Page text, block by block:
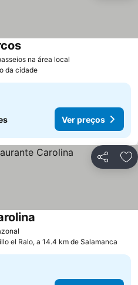
na área local
da cidade
Ver preços
Partilhar
el Ralo, a 14.4 km de Salamanca